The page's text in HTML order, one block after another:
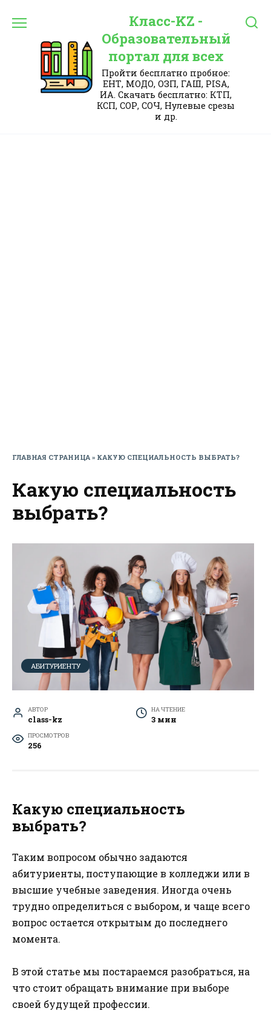
Класс-KZ -
Образовательный
портал для всех
Пройти бесплатно пробное:
ЕНТ, МОДО, ОЗП, ГАШ, PISA,
ИА. Скачать бесплатно: КТП,
КСП, СОР, СОЧ, Нулевые срезы
и др.
ГЛАВНАЯ СТРАНИЦА» КАКУЮ СПЕЦИАЛЬНОСТЬ ВЫБРАТЬ?
Какую специальность
выбрать?
АБИТУРИЕНТУ
АВТОР
class-kz
НА ЧТЕНИЕ
3 мин
ПРОСМОТРОВ
256
Какую специальность
выбрать?
Таким вопросом обычно задаются
абитуриенты, поступающие в колледжи или в
высшие учебные заведения. Иногда очень
трудно определиться с выбором, и чаще всего
вопрос остается открытым до последнего
момента.
В этой статье мы постараемся разобраться, на
что стоит обращать внимание при выборе
своей будущей профессии.